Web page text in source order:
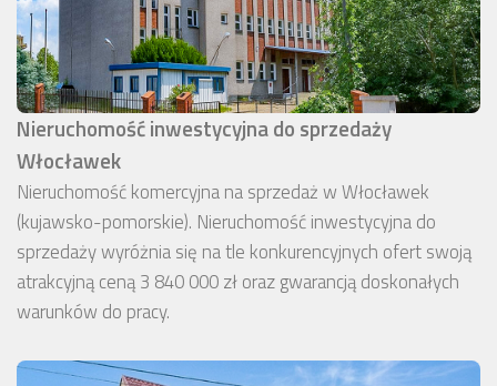
Nieruchomość inwestycyjna do sprzedaży
Włocławek
Nieruchomość komercyjna na sprzedaż w Włocławek
(kujawsko-pomorskie). Nieruchomość inwestycyjna do
sprzedaży wyróżnia się na tle konkurencyjnych ofert swoją
atrakcyjną ceną 3 840 000 zł oraz gwarancją doskonałych
warunków do pracy.